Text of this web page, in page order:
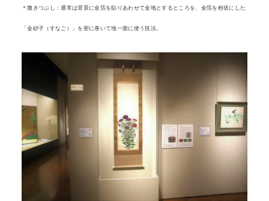
＊撒きつぶし：通常は背景に金箔を貼りあわせて金地とするところを、金箔を粉状にした
「金砂子（すなご）」を密に巻いて地一面に使う技法。